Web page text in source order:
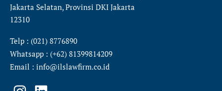
Jakarta Selatan, Provinsi DKI Jakarta
12310
Telp : (021) 8776890
Whatsapp : (+62) 81399814209
Email : info@ilslawfirm.co.id